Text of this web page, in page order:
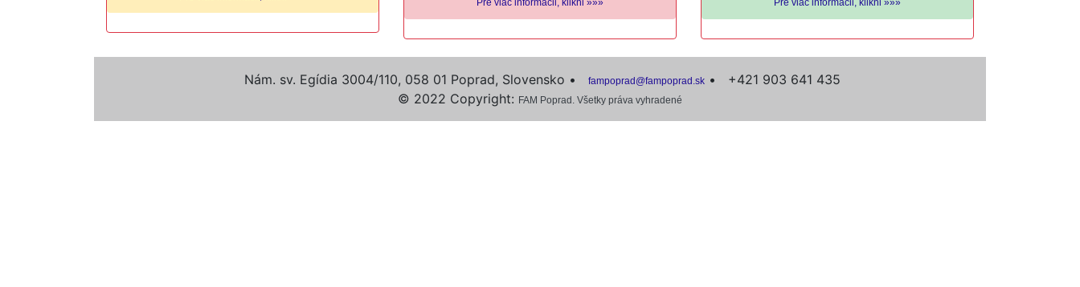
Nám. sv. Egídia 3004/110, 058 01 Poprad, Slovensko • fampoprad@fampoprad.sk•
+421 903 641 435
© 2022 Copyright: FAM Poprad. Všetky práva vyhradené